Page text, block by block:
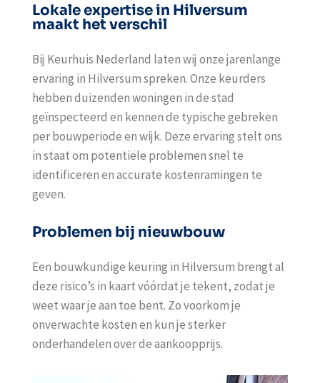
Lokale expertise in Hilversum
maakt het verschil
Bij Keurhuis Nederland laten wij onze jarenlange
ervaring in Hilversum spreken. Onze keurders
hebben duizenden woningen in de stad
geïnspecteerd en kennen de typische gebreken
per bouwperiode en wijk. Deze ervaring stelt ons
in staat om potentiële problemen snel te
identificeren en accurate kostenramingen te
geven.
Problemen bij nieuwbouw
Een bouwkundige keuring in Hilversum brengt al
deze risico’s in kaart vóórdat je tekent, zodat je
weet waar je aan toe bent. Zo voorkom je
onverwachte kosten en kun je sterker
onderhandelen over de aankoopprijs.